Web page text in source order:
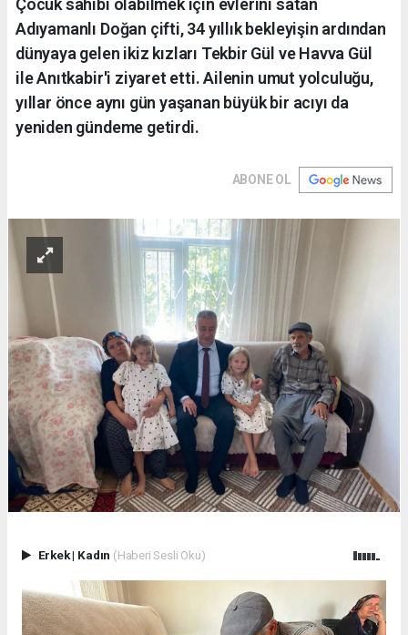
Adıyamanlı Doğan çifti, 34 yıllık bekleyişin ardından
dünyaya gelen ikiz kızları Tekbir Gül ve Havva Gül
ile Anıtkabir'i ziyaret etti. Ailenin umut yolculuğu,
yıllar önce aynı gün yaşanan büyük bir acıyı da
yeniden gündeme getirdi.
ABONE OL
Erkek| Kadın (Haberi Sesli Oku)